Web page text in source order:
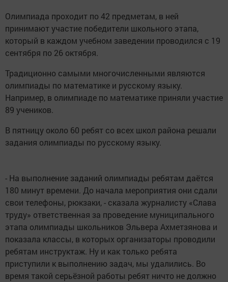
Олимпиада проходит по 42 предметам, в ней
принимают участие победители школьного этапа,
который в каждом учебном заведении проводился с 19
сентября по 26 октября.
Традиционно самыми многочисленными являются
олимпиады по математике и русскому языку.
Например, в олимпиаде по математике приняли участие
89 учеников.
В пятницу около 60 ребят со всех школ района решали
задания олимпиады по русскому языку.
- На выполнение заданий олимпиады ребятам даётся
180 минут времени. До начала мероприятия они сдали
свои телефоны, рюкзаки, - сказала журналисту «Слава
труду» ответственная за проведение муниципального
этапа олимпиады школьников Эльвера Ахметзянова и
показала классы, в которых организаторы проводили
ребятам инструктаж. Ну и как только ребята
приступили к выполнению задач, мы удалились. Во
время такой серьёзной работы ребят ничто не должно